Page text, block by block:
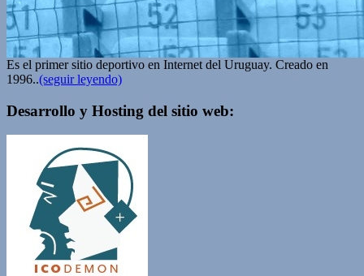
Es el primer sitio deportivo en Internet del Uruguay. Creado en
1996..(seguir leyendo)
Desarrollo y Hosting del sitio web: